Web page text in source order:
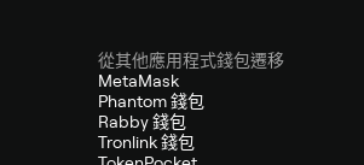
從其他應用程式錢包遷移
MetaMask
Phantom 錢包
Rabby 錢包
Tronlink 錢包